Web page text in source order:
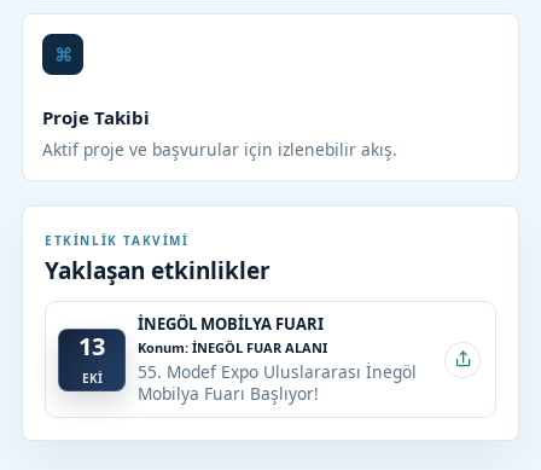
Proje Takibi
Aktif proje ve başvurular için izlenebilir akış.
ETKINLIK TAKVIMI
Yaklaşan etkinlikler
13
EKİ
İNEGÖL MOBİLYA FUARI
Konum: İNEGÖL FUAR ALANI
55. Modef Expo Uluslararası İnegöl
Mobilya Fuarı Başlıyor!